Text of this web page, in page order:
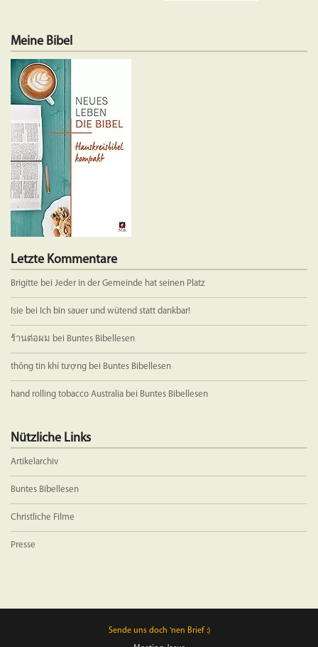
auf.
auf
der
Meine Bibel
Letzte Kommentare
Brigitte bei Jeder in der Gemeinde hat seinen Platz
Isie bei Ich bin sauer und wütend statt dankbar!
ร้านต่อผม bei Buntes Bibellesen
thông tin khí tượng bei Buntes Bibellesen
hand rolling tobacco Australia bei Buntes Bibellesen
Nützliche Links
Artikelarchiv
Buntes Bibellesen
Christliche Filme
Presse
Sende uns doch 'nen Brief :)